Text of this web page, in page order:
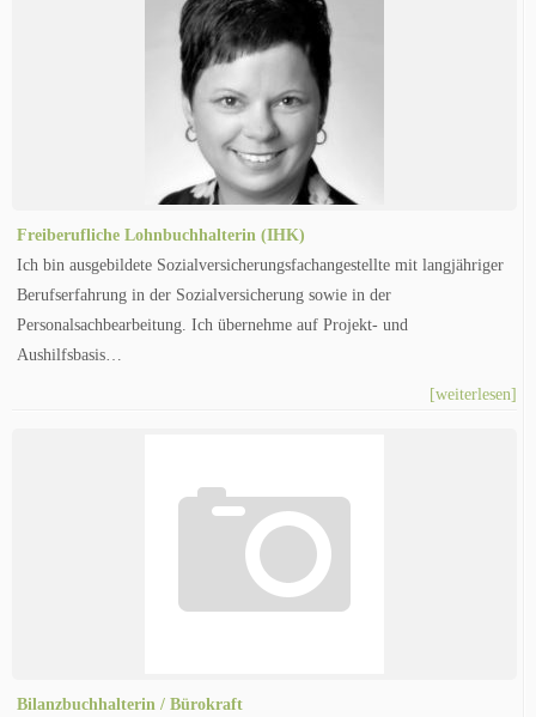
Freiberufliche Lohnbuchhalterin (IHK)
Ich bin ausgebildete Sozialversicherungsfachangestellte mit langjähriger
Berufserfahrung in der Sozialversicherung sowie in der
Personalsachbearbeitung. Ich übernehme auf Projekt- und
Aushilfsbasis…
[weiterlesen]
Bilanzbuchhalterin / Bürokraft